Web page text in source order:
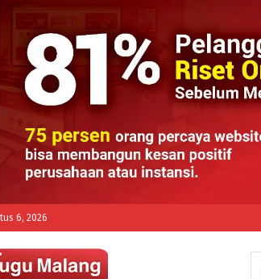
6, 2026